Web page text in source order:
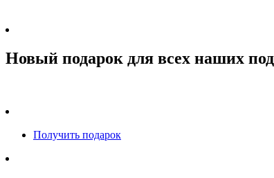
Новый подарок для всех наших
Получить подарок